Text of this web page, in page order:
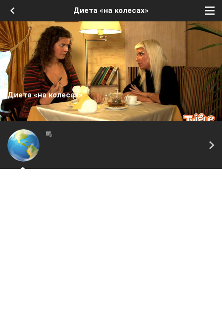
Диета «на колесах»
Диета «на колесах»